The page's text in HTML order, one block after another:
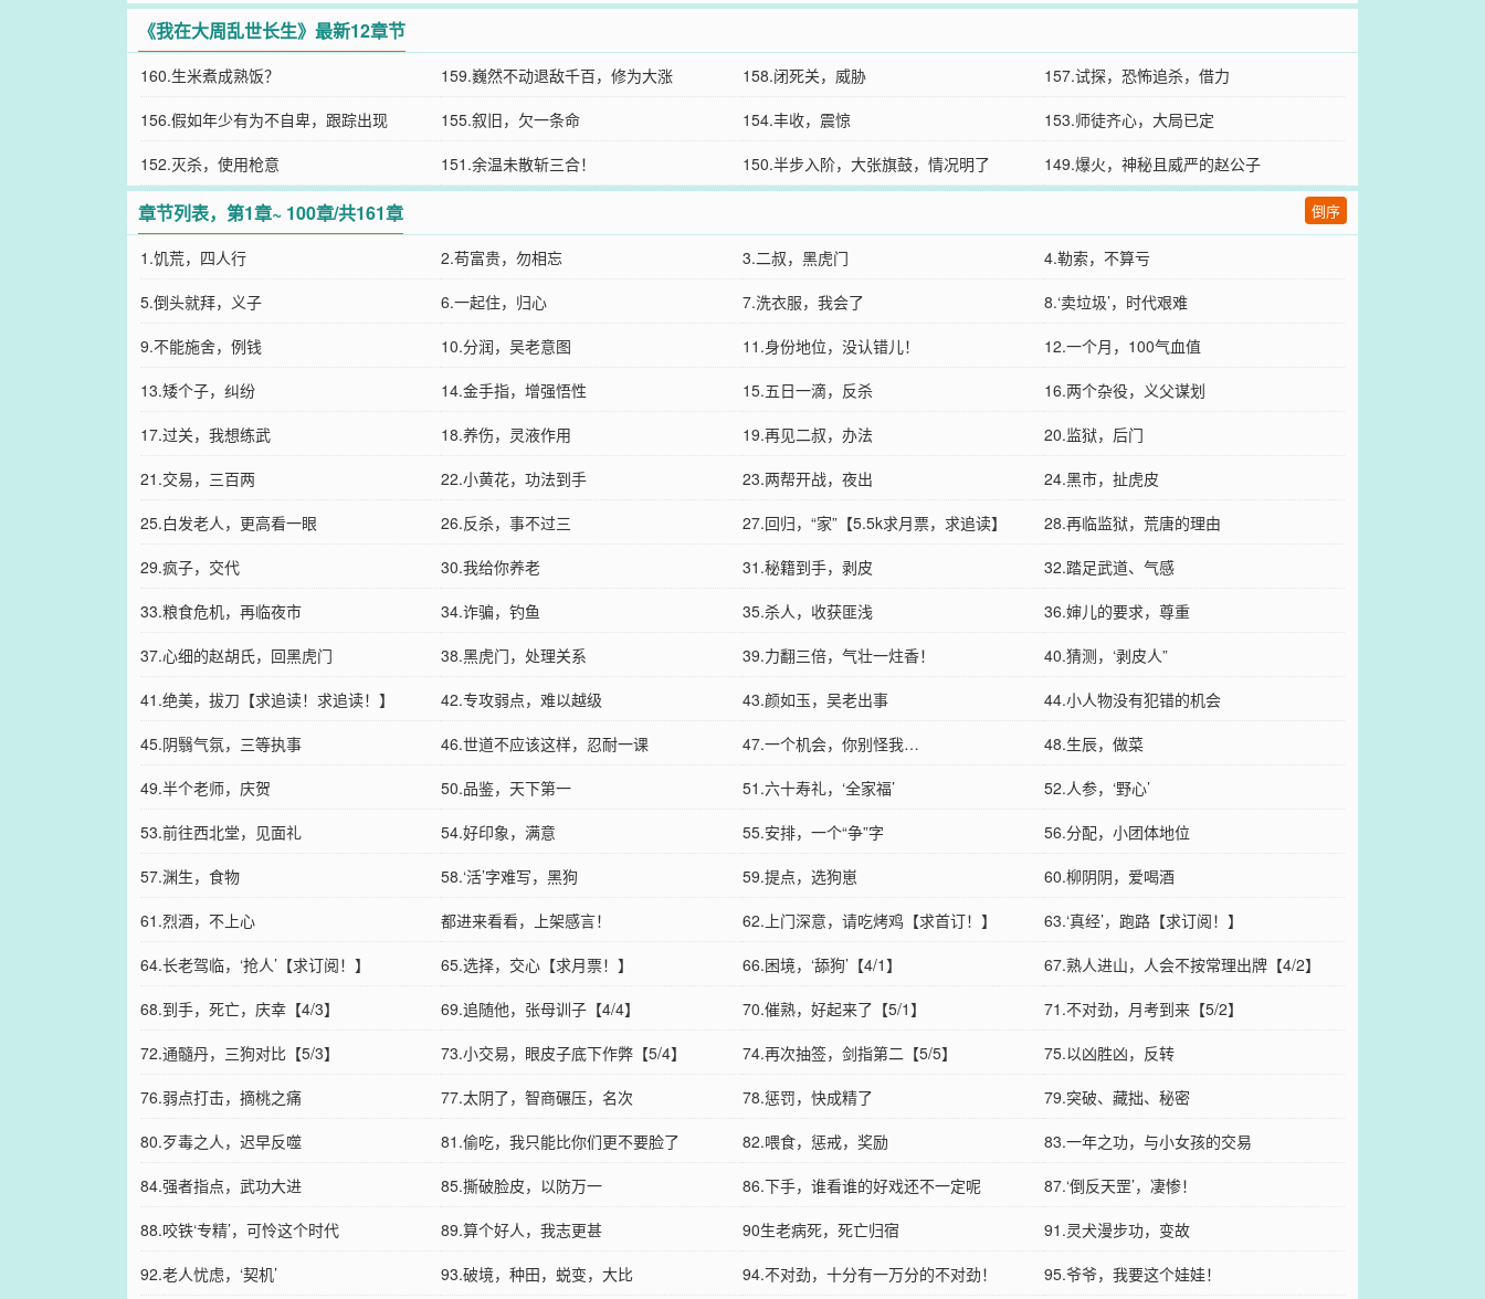
《我在大周乱世长生》最新12章节
160.生米煮成熟饭？ 159.巍然不动退敌千百，修为大涨 158.闭死关，威胁
157.试探，恐怖追杀，借力
156.假如年少有为不自卑，跟踪出现
155.叙旧，欠一条命 154.丰收，震惊
153.师徒齐心，大局已定
152.灭杀，使用枪意
151.余温未散斩三合！ 150.半步入阶，大张旗鼓，情况明了 149.爆火，神秘且威严的赵公子
章节列表，第1章~ 100章/共161章 倒序
1.饥荒，四人行 2.苟富贵，勿相忘 3.二叔，黑虎门
4.勒索，不算亏
5.倒头就拜，义子
6.一起住，归心 7.洗衣服，我会了
8.‘卖垃圾’，时代艰难
9.不能施舍，例钱
10.分润，吴老意图 11.身份地位，没认错儿！
12.一个月，100气血值
13.矮个子，纠纷
14.金手指，增强悟性 15.五日一滴，反杀
16.两个杂役，义父谋划
17.过关，我想练武
18.养伤，灵液作用 19.再见二叔，办法
20.监狱，后门
21.交易，三百两
22.小黄花，功法到手 23.两帮开战，夜出
24.黑市，扯虎皮
25.白发老人，更高看一眼
26.反杀，事不过三 27.回归，“家”【5.5k求月票，求追读】
28.再临监狱，荒唐的理由
29.疯子，交代
30.我给你养老 31.秘籍到手，剥皮
32.踏足武道、气感
33.粮食危机，再临夜市
34.诈骗，钓鱼 35.杀人，收获匪浅
36.婶儿的要求，尊重
37.心细的赵胡氏，回黑虎门
38.黑虎门，处理关系 39.力翻三倍，气壮一炷香！
40.猜测，‘剥皮人”
41.绝美，拔刀【求追读！求追读！】
42.专攻弱点，难以越级 43.颜如玉，吴老出事
44.小人物没有犯错的机会
45.阴翳气氛，三等执事
46.世道不应该这样，忍耐一课 47.一个机会，你别怪我…
48.生辰，做菜
49.半个老师，庆贺
50.品鉴，天下第一 51.六十寿礼，‘全家福’
52.人参，‘野心’
53.前往西北堂，见面礼
54.好印象，满意 55.安排，一个“争”字
56.分配，小团体地位
57.渊生，食物
58.‘活’字难写，黑狗 59.提点，选狗崽
60.柳阴阴，爱喝酒
61.烈酒，不上心
都进来看看，上架感言！ 62.上门深意，请吃烤鸡【求首订！】
63.‘真经’，跑路【求订阅！】
64.长老驾临，‘抢人’【求订阅！】
65.选择，交心【求月票！】 66.困境，‘舔狗’【4/1】
67.熟人进山，人会不按常理出牌【4/2】
68.到手，死亡，庆幸【4/3】
69.追随他，张母训子【4/4】 70.催熟，好起来了【5/1】
71.不对劲，月考到来【5/2】
72.通髓丹，三狗对比【5/3】
73.小交易，眼皮子底下作弊【5/4】 74.再次抽签，剑指第二【5/5】
75.以凶胜凶，反转
76.弱点打击，摘桃之痛
77.太阴了，智商碾压，名次 78.惩罚，快成精了
79.突破、藏拙、秘密
80.歹毒之人，迟早反噬
81.偷吃，我只能比你们更不要脸了 82.喂食，惩戒，奖励
83.一年之功，与小女孩的交易
84.强者指点，武功大进
85.撕破脸皮，以防万一 86.下手，谁看谁的好戏还不一定呢
87.‘倒反天罡’，凄惨！
88.咬铁‘专精’，可怜这个时代
89.算个好人，我志更甚 90生老病死，死亡归宿
91.灵犬漫步功，变故
92.老人忧虑，‘契机’
93.破境，种田，蜕变，大比 94.不对劲，十分有一万分的不对劲！ 95.爷爷，我要这个娃娃！